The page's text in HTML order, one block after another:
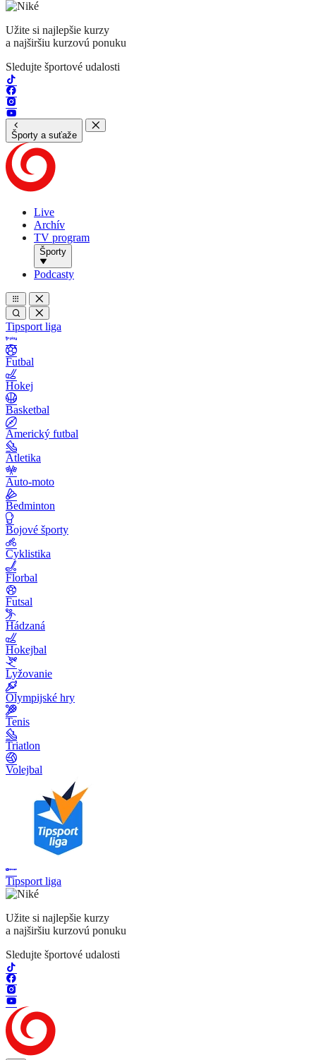
Užite si najlepšie kurzy
a najširšiu kurzovú ponuku
Sledujte športové udalosti
Športy a suťaže
Live
Archív
TV program
Športy
Podcasty
Tipsport liga
Futbal
Hokej
Basketbal
Americký futbal
Atletika
Auto-moto
Bedminton
Bojové športy
Cyklistika
Florbal
Futsal
Hádzaná
Hokejbal
Lyžovanie
Olympijské hry
Tenis
Triatlon
Volejbal
Tipsport liga
Užite si najlepšie kurzy
a najširšiu kurzovú ponuku
Sledujte športové udalosti